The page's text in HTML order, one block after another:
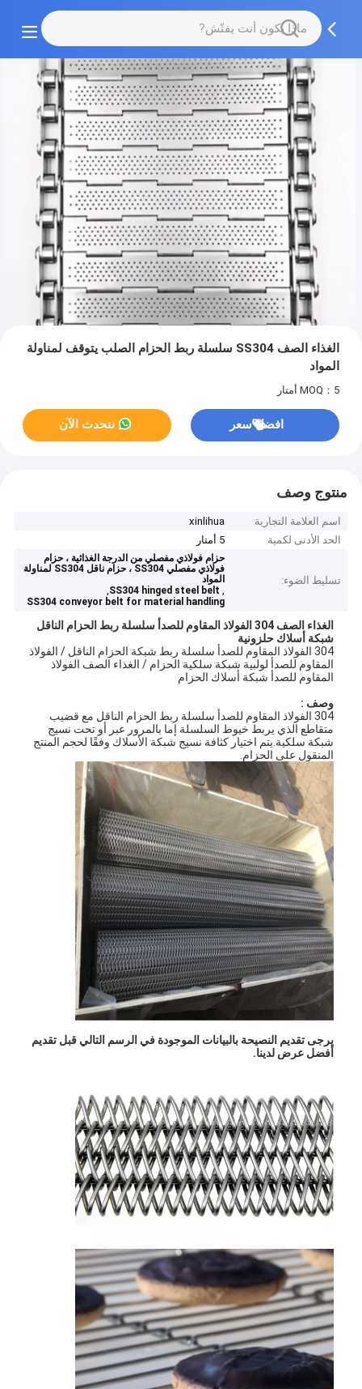
الغذاء الصف SS304 سلسلة ربط الحزام الصلب يتوقف لمناولة
المواد
MOQ：5 أمتار
افضل سعر نتحدث الآن
منتوج وصف
اسم العلامة التجارية
xinlihua
الحد الأدنى لكمية
5 أمتار
تسليط الضوء:
حزام فولاذي مفصلي من الدرجة الغذائية ، حزام
فولاذي مفصلي SS304 ، حزام ناقل SS304 لمناولة
المواد
,
SS304 hinged steel belt
,
SS304 conveyor belt for material handling
الغذاء الصف 304 الفولاذ المقاوم للصدأ سلسلة ربط الحزام الناقل
شبكة أسلاك حلزونية
304 الفولاذ المقاوم للصدأ سلسلة ربط شبكة الحزام الناقل / الفولاذ
المقاوم للصدأ لولبية شبكة سلكية الحزام / الغذاء الصف الفولاذ
المقاوم للصدأ شبكة أسلاك الحزام
وصف :
304 الفولاذ المقاوم للصدأ سلسلة ربط الحزام الناقل مع قضيب
متقاطع الذي يربط خيوط السلسلة إما بالمرور عبر أو تحت نسيج
شبكة سلكية.يتم اختيار كثافة نسيج شبكة الأسلاك وفقًا لحجم المنتج
المنقول على الحزام.
يرجى تقديم النصيحة بالبيانات الموجودة في الرسم التالي قبل تقديم
أفضل عرض لدينا.